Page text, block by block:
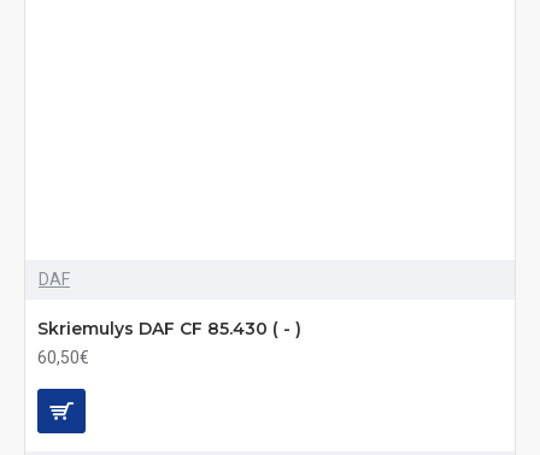
DAF
Skriemulys DAF CF 85.430 ( - )
60,50€